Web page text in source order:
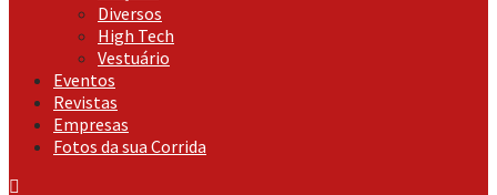
Diversos
High Tech
Vestuário
Eventos
Revistas
Empresas
Fotos da sua Corrida